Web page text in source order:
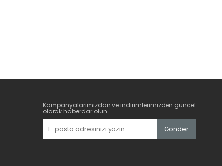
Kampanyalarımızdan ve indirimlerimizden güncel
olarak haberdar olun.
Gönder